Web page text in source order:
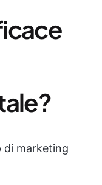
di marketing